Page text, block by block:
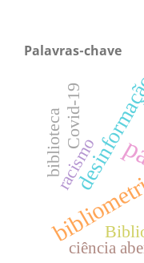
Palavras-chave
racismo
bibliotecaCovid-19
ciência